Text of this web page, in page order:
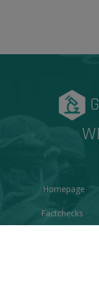
Homepage
Factchecks